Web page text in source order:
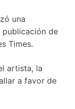
una
de
Times.
artista, la
a favor de